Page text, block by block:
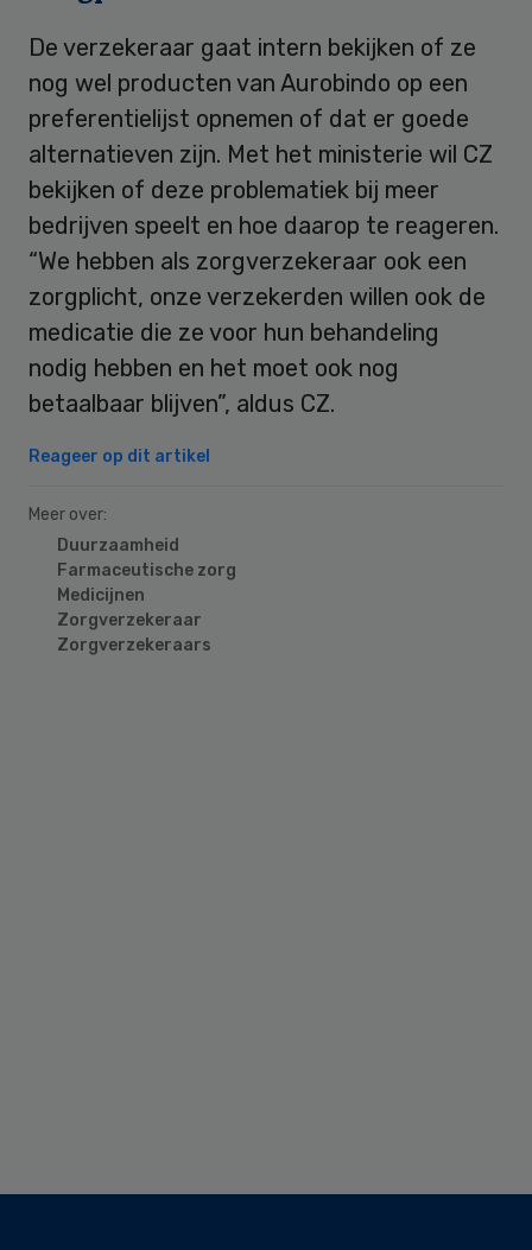
De verzekeraar gaat intern bekijken of ze
nog wel producten van Aurobindo op een
preferentielijst opnemen of dat er goede
alternatieven zijn. Met het ministerie wil CZ
bekijken of deze problematiek bij meer
bedrijven speelt en hoe daarop te reageren.
“We hebben als zorgverzekeraar ook een
zorgplicht, onze verzekerden willen ook de
medicatie die ze voor hun behandeling
nodig hebben en het moet ook nog
betaalbaar blijven”, aldus CZ.
Reageer op dit artikel
Meer over:
Duurzaamheid
Farmaceutische zorg
Medicijnen
Zorgverzekeraar
Zorgverzekeraars